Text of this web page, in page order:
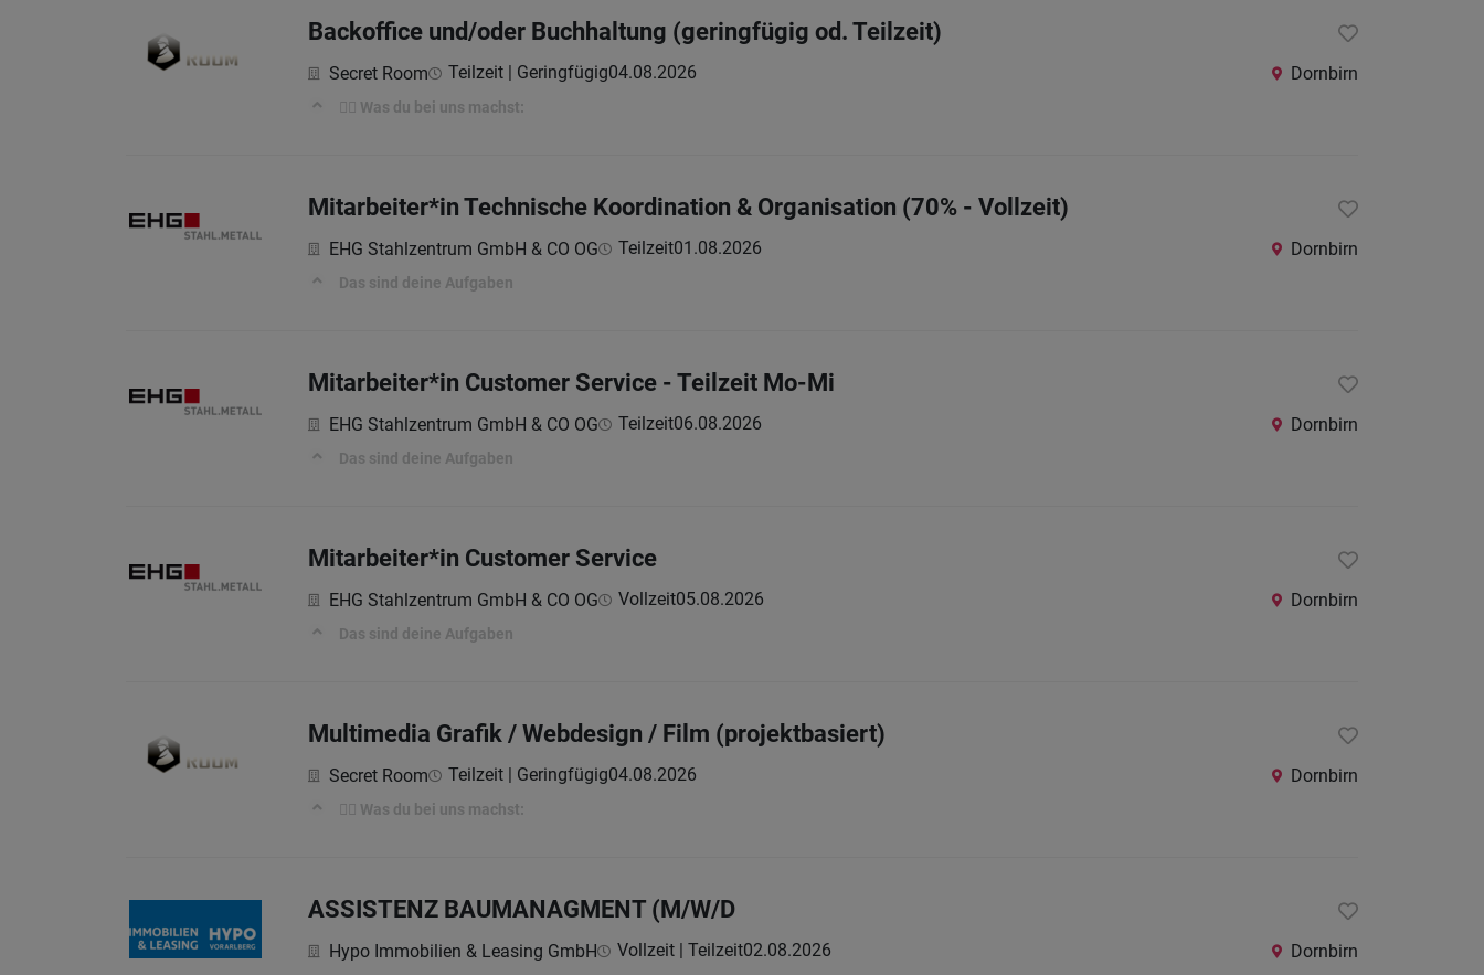
Backoffice und/oder Buchhaltung (geringfügig od. Teilzeit)
Secret Room Teilzeit | Geringfügig04.08.2026 Dornbirn
🕵️‍♀️ Was du bei uns machst:
Mitarbeiter*in Technische Koordination & Organisation (70% - Vollzeit)
EHG Stahlzentrum GmbH & CO OG Teilzeit01.08.2026 Dornbirn
Das sind deine Aufgaben
Mitarbeiter*in Customer Service - Teilzeit Mo-Mi
EHG Stahlzentrum GmbH & CO OG Teilzeit06.08.2026 Dornbirn
Das sind deine Aufgaben
Mitarbeiter*in Customer Service
EHG Stahlzentrum GmbH & CO OG Vollzeit05.08.2026 Dornbirn
Das sind deine Aufgaben
Multimedia Grafik / Webdesign / Film (projektbasiert)
Secret Room Teilzeit | Geringfügig04.08.2026 Dornbirn
🕵️‍♀️ Was du bei uns machst:
ASSISTENZ BAUMANAGMENT (M/W/D
Hypo Immobilien & Leasing GmbH Vollzeit | Teilzeit02.08.2026 Dornbirn